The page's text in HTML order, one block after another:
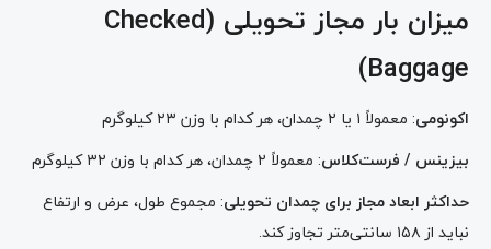
میزان بار مجاز تحویلی (Checked
Baggage)
اکونومی: معمولاً ۱ یا ۲ چمدان، هر کدام با وزن ۲۳ کیلوگرم
بیزینس / فرست‌کلاس: معمولاً ۲ چمدان، هر کدام با وزن ۳۲ کیلوگرم
حداکثر ابعاد مجاز برای چمدان تحویلی: مجموع طول، عرض و ارتفاع
نباید از ۱۵۸ سانتی‌متر تجاوز کند.